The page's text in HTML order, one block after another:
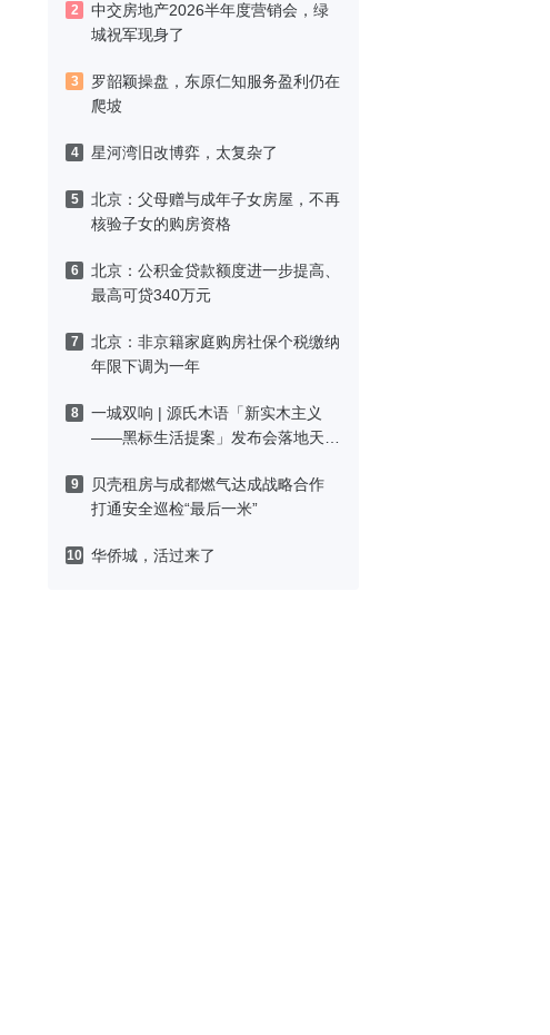
2
中交房地产2026半年度营销会，绿
城祝军现身了
3
罗韶颖操盘，东原仁知服务盈利仍在
爬坡
4 星河湾旧改博弈，太复杂了
5
北京：父母赠与成年子女房屋，不再
核验子女的购房资格
6
北京：公积金贷款额度进一步提高、
最高可贷340万元
7
北京：非京籍家庭购房社保个税缴纳
年限下调为一年
8
一城双响 | 源氏木语「新实木主义
——黑标生活提案」发布会落地天
9
贝壳租房与成都燃气达成战略合作
打通安全巡检“最后一米”
10 华侨城，活过来了